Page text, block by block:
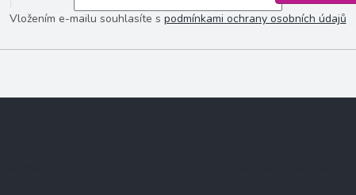
Vložením e-mailu souhlasíte s podmínkami ochrany osobních údajů